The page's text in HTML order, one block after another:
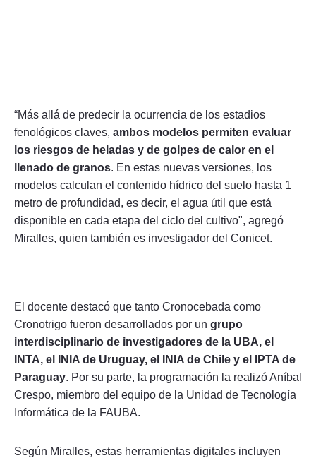
“Más allá de predecir la ocurrencia de los estadios
fenológicos claves, ambos modelos permiten evaluar
los riesgos de heladas y de golpes de calor en el
llenado de granos. En estas nuevas versiones, los
modelos calculan el contenido hídrico del suelo hasta 1
metro de profundidad, es decir, el agua útil que está
disponible en cada etapa del ciclo del cultivo", agregó
Miralles, quien también es investigador del Conicet.
El docente destacó que tanto Cronocebada como
Cronotrigo fueron desarrollados por un grupo
interdisciplinario de investigadores de la UBA, el
INTA, el INIA de Uruguay, el INIA de Chile y el IPTA de
Paraguay. Por su parte, la programación la realizó Aníbal
Crespo, miembro del equipo de la Unidad de Tecnología
Informática de la FAUBA.
Según Miralles, estas herramientas digitales incluyen